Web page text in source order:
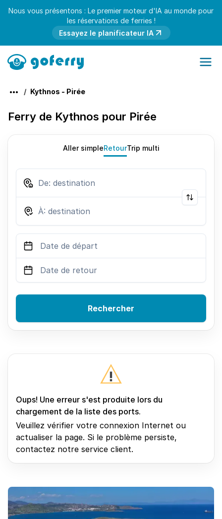
Nous vous présentons : Le premier moteur d'IA au monde pour
les réservations de ferries !
Essayez le planificateur IA
Kythnos - Pirée
Ferry de Kythnos pour Pirée
Aller simpleRetourTrip multi
Rechercher
Oups! Une erreur s'est produite lors du
chargement de la liste des ports.
Veuillez vérifier votre connexion Internet ou
actualiser la page. Si le problème persiste,
contactez notre service client.